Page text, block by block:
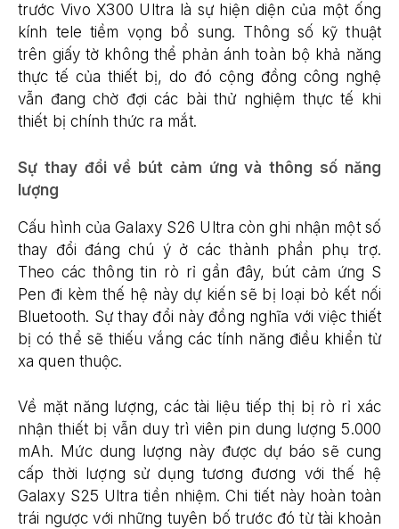
trước Vivo X300 Ultra là sự hiện diện của một ống
kính tele tiềm vọng bổ sung. Thông số kỹ thuật
trên giấy tờ không thể phản ánh toàn bộ khả năng
thực tế của thiết bị, do đó cộng đồng công nghệ
vẫn đang chờ đợi các bài thử nghiệm thực tế khi
thiết bị chính thức ra mắt.
Sự thay đổi về bút cảm ứng và thông số năng
lượng
Cấu hình của Galaxy S26 Ultra còn ghi nhận một số
thay đổi đáng chú ý ở các thành phần phụ trợ.
Theo các thông tin rò rỉ gần đây, bút cảm ứng S
Pen đi kèm thế hệ này dự kiến sẽ bị loại bỏ kết nối
Bluetooth. Sự thay đổi này đồng nghĩa với việc thiết
bị có thể sẽ thiếu vắng các tính năng điều khiển từ
xa quen thuộc.
Về mặt năng lượng, các tài liệu tiếp thị bị rò rỉ xác
nhận thiết bị vẫn duy trì viên pin dung lượng 5.000
mAh. Mức dung lượng này được dự báo sẽ cung
cấp thời lượng sử dụng tương đương với thế hệ
Galaxy S25 Ultra tiền nhiệm. Chi tiết này hoàn toàn
trái ngược với những tuyên bố trước đó từ tài khoản